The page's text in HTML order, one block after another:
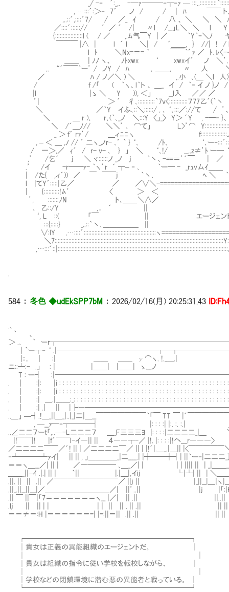
_/ -‐ ´:_,. -─ｧ───‐┬‐ｧ — :::..:::::::::::｀
, …:::´:＞‐ 7´ ノ / / | ﾊ ￣￣ ト､:::::::｀
,..::´,::::´7/ / ／_ ｲ / 八 、 ＼ ＼ ＼ ﾊ::::::
／::::´::::::// ′／ ´ /| 〃l /__」L＼ ＼ l Y
{::::::::::::::::::l ( / ／ ,.ﾑ气￣Y | ／ ｀Y｀ｰ＼ﾉ ヤ
￣￣￣ |∧ | l ´ l ＼| / ´＿＿, } //| ! /
l ﾄ ＼Nx=＝= ｀ ￣￣｀’ｧ ／ ﾄ､ﾚ〈-‐
＿＿ | ﾉﾉ ヽ、 ﾉﾄxwx ‘ xwxイ´ ノ ＼’. r=
,. “´￣￣｀ー’ / ノY / ﾊ ､ ＿＿, 〃 人
／ ﾊ / ノ／＼ ) ＼ ,.小 ､(＿
/ ｆ /「 ( ｀ヽ、l｀ト 、 ＿_ イ / ｀ｰ イ
|l |ゝ ＼ Y )), ＜」 __l入 ／
’| ＞ ´ 彳､:::::::::::｀7v<::::::::::::７77乙
＼ ／｀Y イふ､::＼::::::/ , ､ ‘､:::／://て /
＼ ＿ r )､ r､(｀､_ノ㍉＼:::Y 〈」_〉 Y＞ ´Y , -─‐ }
＼ /´＿ﾉ// ＼＼’ ､ ⌒て」 L>’⌒
_ ＞ ｆ´ rｧ’/ ＿ィﾆﾆヽ f:::::::::::::::::ノ
, – ＜ ＿ ,ﾉ // ´ 二ヽ_ノr- ､’ ｀ } ‘､ /ﾄ､ ‘､ー
/ 一＞,／ ｨ´ / r- v- ､ } 」 ＼ ‘､!/ __,.z≠’ﾄ ー─
,’ /乞´ j ＼ ヾ::::::ノ _ノ j ｀丶、-==＝’´￣ |
.’ /イ -r──ｧ- ｀ヽ’r ´ ┬– ‐ ､ ｀ー─ - _rｭv厶ｲ＿
| /た{ ,ィ´)) ／ ￣ ￣￣j ｀丶､ ㍉ﾍ ＼ ｀
l |てY´:::::|乙／ ／ ／∨＼-
| Ⅵ{::::::::::!ﾑ′
’, Ⅵ:::::::ﾉN ト､＿＿ ＼∧／ 【
､ 乙::/Y ,
‘, LⅥ::( 「￣ || エージェント古明地こ
Ⅴ:::{:::::} _..::｀丶､＿
∨:lY ,…::::´:::::::::::::::::::::::::::::::::::::::::::::::ヽ
＼7::::::::::::::::::::::::::::::::::::::::::::::::::::::::::::::::::::::::::::::::::::::::::::::::::::::::::::::Y:
584 ： 冬色 ◆udEkSPP7bM ： 2026/02/16(月) 20:25:31.43
｀ 、 ,
＞ .､ ｀ ー
| ｀ー┬‐ ‘
|::.. ｜ :| ＿＿ ＿＿ γ⌒ヽ.
ニ::┴:- .」 : | |＿＿| |＿＿|
T : ー┤
. ｜ :|: |i : : : : : : : : : : : : : : : : : : : : : : : : : : : : : : : : : : : : : : : : :
. ｜ :|: |i : : : : : : : : : : : : : : : : : : : : : : : : : : : : : : : : : : : : : : : : :
. ｜ :| ＿.|＿＿:_: : : : : : : : : : : : : : : : : : : : : : : : : : : : : : : : : : : : :
. ｜ :| .| || |├ー
..＿」 —┤.!＿_||＿_|..|_|二|＿__￣￣￣￣￣￣￣｀「￣ TT ￣ |´￣
, —__ｧ─‐┬───┤ |: : : :| |:. :. :.| ＿＿＿
..∠二二７ーt「,..—-L二二二７ ＿_F三三三ﾖ |: : : :|二二二二_|＿ ＼
|!￣￣|! |f´￣￣l-イ―|| || ４――┬-／ |!. |: : : :|!へ___r―――> || |
／二二二二￣￣／´! || | ／二二二二￣／ || | |!´|.＿_.|＿|| |<￣￣￣
‐┴───┴ｧイ| || || , 」＿＿＿＿_|二____.| |┼──┼┤| ||｀ー‐|二
＝＝ヽ＿__／| || | ／―──── ､＿_／| | | | |||| || | _|＿＿__|＿
＿＿_||–ｲ .|.| || | ｀|| |.|＿|,イij └|┴| || | ＼＿＿
.||. || || .|| ／￣￣￣￣￣￣￣￣￣／ ||j || |_||__|＿|
.||_.||__||___|／＿＿＿＿＿＿＿＿＿／| ||’..|| |j |「
.|| ￣ ||￣|「7＝＝＝＝＝＝＝ヽ__ |／| || .|| ||..|| ＼＿
.lj || || | | | | || || . || .|| || || ﾄ､＿＿f´￣
＝＝≠＝:H |＝＝＝＝＝＝=| |=:||＝|| .||
┌───────────────────────┐ /::::::::::::::::
│貴女は正義の異能組織のエージェントだ。 │
│貴女は組織の指令に従い学校を転校しながら、 │ , -
│学校などの閉鎖環境に潜む悪の異能者と戦っている。 │ ゝ
└───────────────────────┘ ￣￣ ( (